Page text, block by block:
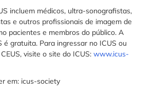
incluem médicos, ultra-sonografistas,
e outros profissionais de imagem de
pacientes e membros do público. A
é gratuita. Para ingressar no ICUS ou
visite o site do ICUS: www.icus-
em: icus-society